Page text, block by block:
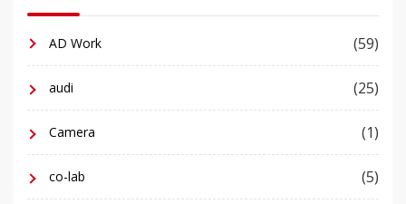
AD Work (59)
audi (25)
Camera (1)
co-lab (5)